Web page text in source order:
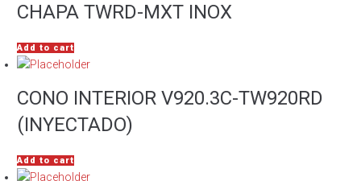
CHAPA TWRD-MXT INOX
Add to cart
CONO INTERIOR V920.3C-TW920RD
(INYECTADO)
Add to cart